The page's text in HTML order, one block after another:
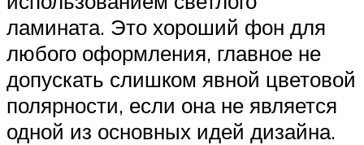
ламината. Это хороший фон для
любого оформления, главное не
допускать слишком явной цветовой
полярности, если она не является
одной из основных идей дизайна.